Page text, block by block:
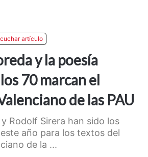
artículo
y la poesía
70 marcan el
de las PAU
Rodolf Sirera han sido los
año para los textos del
de la ...